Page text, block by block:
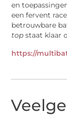
en
een fervent
betrouwbare
topstaat klaar
https://